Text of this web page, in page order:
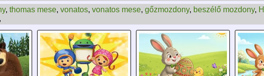
, thomas mese, vonatos, vonatos mese, gőzmozdony, beszélő mozdony,
,